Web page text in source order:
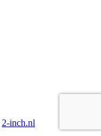
2-inch.nl